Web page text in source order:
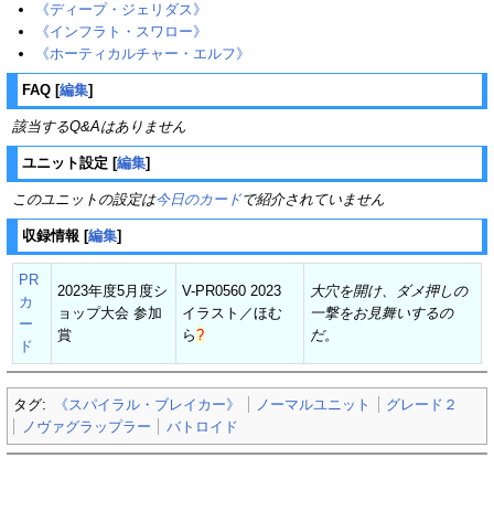
《ディープ・ジェリダス》
《インフラト・スワロー》
《ホーティカルチャー・エルフ》
FAQ [編集]
該当するQ&Aはありません
ユニット設定 [編集]
このユニットの設定は今日のカードで紹介されていません
収録情報 [編集]
PR
カ
ー
ド
2023年度5月度シ
ョップ大会 参加
賞
V-PR0560 2023
イラスト／ほむ
ら?
大穴を開け、ダメ押しの
一撃をお見舞いするの
だ。
タグ: 《スパイラル・ブレイカー》 ノーマルユニット
グレード２
ノヴァグラップラー
バトロイド